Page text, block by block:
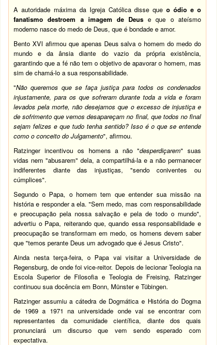
A autoridade máxima da Igreja Católica disse que o ódio e o
fanatismo destroem a imagem de Deus e que o ateísmo
moderno nasce do medo de Deus, que é bondade e amor.
Bento XVI afirmou que apenas Deus salva o homem do medo do
mundo e da ânsia diante do vazio da própria existência,
garantindo que a fé não tem o objetivo de apavorar o homem, mas
sim de chamá-lo a sua responsabilidade.
"Não queremos que se faça justiça para todos os condenados
injustamente, para os que sofreram durante toda a vida e foram
levados pela morte, não desejamos que o excesso de injustiça e
de sofrimento que vemos desapareçam no final, que todos no final
sejam felizes e que tudo tenha sentido? Isso é o que se entende
como o conceito do Julgamento", afirmou.
Ratzinger incentivou os homens a não "desperdiçarem" suas
vidas nem "abusarem" dela, a compartilhá-la e a não permanecer
indiferentes diante das injustiças, "sendo coniventes ou
cúmplices".
Segundo o Papa, o homem tem que entender sua missão na
história e responder a ela. "Sem medo, mas com responsabilidade
e preocupação pela nossa salvação e pela de todo o mundo",
advertiu o Papa, reiterando que, quando essa responsabilidade e
preocupação se transformam em medo, os homens devem saber
que "temos perante Deus um advogado que é Jesus Cristo".
Ainda nesta terça-feira, o Papa vai visitar a Universidade de
Regensburg, de onde foi vice-reitor. Depois de lecionar Teologia na
Escola Superior de Filosofia e Teologia de Freising, Ratzinger
continuou sua docência em Bonn, Münster e Tübingen.
Ratzinger assumiu a cátedra de Dogmática e História do Dogma
de 1969 a 1971 na universidade onde vai se encontrar com
representantes da comunidade científica, diante dos quais
pronunciará um discurso que vem sendo esperado com
expectativa.